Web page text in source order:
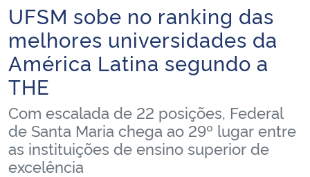
Ministério da Infraestrutura
Ministério da Agricultura, Pecuária e Abastecimento
Ministério da Educação
Ministério da Cidadania
Ministério da Saúde
Início do conteúdo
UFSM sobe no ranking das
melhores universidades da
América Latina segundo a
THE
Com escalada de 22 posições, Federal
de Santa Maria chega ao 29º lugar entre
as instituições de ensino superior de
excelência